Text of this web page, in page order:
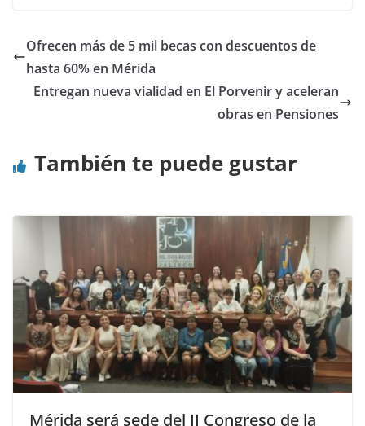
Ofrecen más de 5 mil becas con descuentos de
hasta 60% en Mérida
Entregan nueva vialidad en El Porvenir y aceleran
obras en Pensiones
También te puede gustar
Mérida será sede del II Congreso de la